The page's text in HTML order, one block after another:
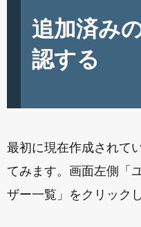
追加済み
認する
最初に現在作成されて
てみます。画面左側「
ザー一覧」をクリック